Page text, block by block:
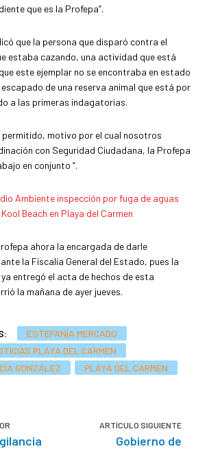
que es la Profepa”.
que la persona que disparó contra el
estaba cazando, una actividad que está
este ejemplar no se encontraba en estado
de una reserva animal que está por
a las primeras indagatorias.
permitido, motivo por el cual nosotros
con Seguridad Ciudadana, la Profepa
en conjunto “.
Ambiente inspección por fuga de aguas
Beach en Playa del Carmen
ahora la encargada de darle
la Fiscalía General del Estado, pues la
entregó el acta de hechos de esta
la mañana de ayer jueves.
ESTEFANÍA MERCADO
PLAYA DEL CARMEN
GONZÁLEZ
PLAYA DEL CARMEN
ARTÍCULO SIGUIENTE
Gobierno de